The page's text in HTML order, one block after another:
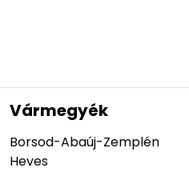
Vármegyék
Borsod-Abaúj-Zemplén
Heves